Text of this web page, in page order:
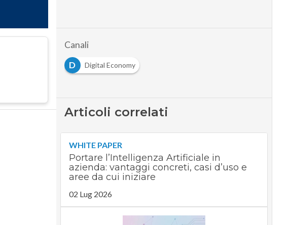
Canali
D
Digital Economy
Articoli correlati
WHITE PAPER
Portare l’Intelligenza Artificiale in
azienda: vantaggi concreti, casi d’uso e
aree da cui iniziare
02 Lug 2026